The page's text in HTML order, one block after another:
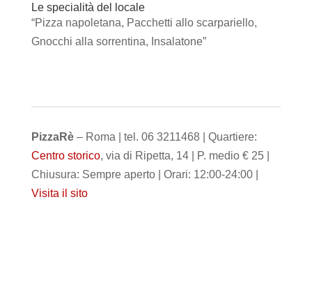
Le specialità del locale
“Pizza napoletana, Pacchetti allo scarpariello,
Gnocchi alla sorrentina, Insalatone”
PizzaRè– Roma | tel. 06 3211468 | Quartiere:
Centro storico, via di Ripetta, 14 | P. medio € 25 |
Chiusura: Sempre aperto | Orari: 12:00-24:00 |
Visita il sito